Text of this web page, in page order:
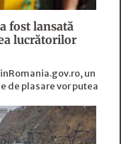
fost lansată
lucrătorilor
un
de plasare vor putea